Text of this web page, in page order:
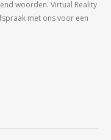
woorden. Virtual Reality
met ons voor een